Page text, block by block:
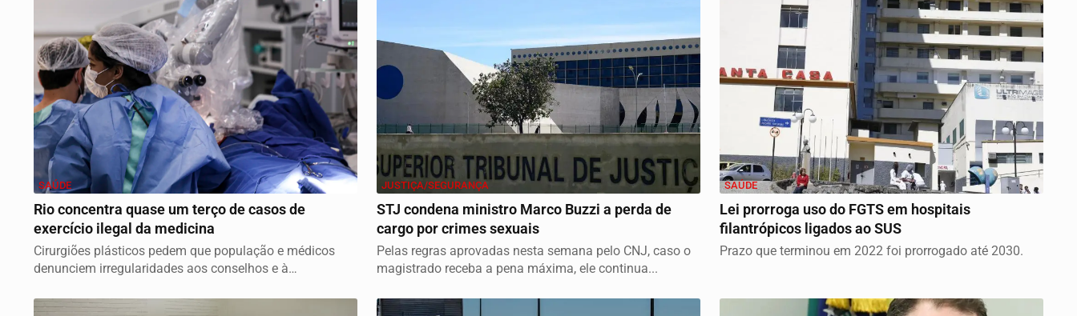
SAÚDE
Rio concentra quase um terço de casos de
exercício ilegal da medicina
Cirurgiões plásticos pedem que população e médicos
denunciem irregularidades aos conselhos e à
JUSTIÇA/SEGURANÇA
STJ condena ministro Marco Buzzi a perda de
cargo por crimes sexuais
Pelas regras aprovadas nesta semana pelo CNJ, caso o
magistrado receba a pena máxima, ele continua...
SAÚDE
Lei prorroga uso do FGTS em hospitais
filantrópicos ligados ao SUS
Prazo que terminou em 2022 foi prorrogado até 2030.